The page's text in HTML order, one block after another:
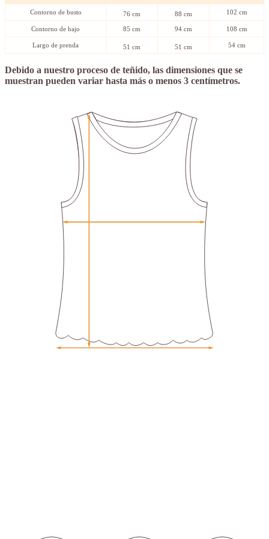
Contorno de busto 76 cm 88 cm 102 cm
Contorno de bajo 85 cm 94 cm 108 cm
Largo de prenda 51 cm 51 cm 54 cm
Debido a nuestro proceso de teñido, las dimensiones que se
muestran pueden variar hasta más o menos 3 centímetros.